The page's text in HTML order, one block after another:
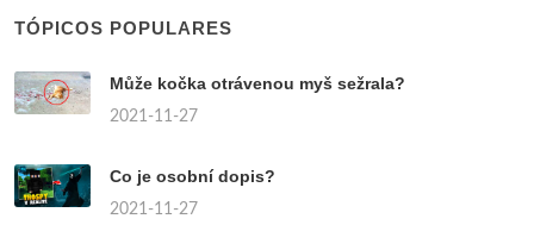
TÓPICOS POPULARES
Může kočka otrávenou myš sežrala?
2021-11-27
Co je osobní dopis?
2021-11-27